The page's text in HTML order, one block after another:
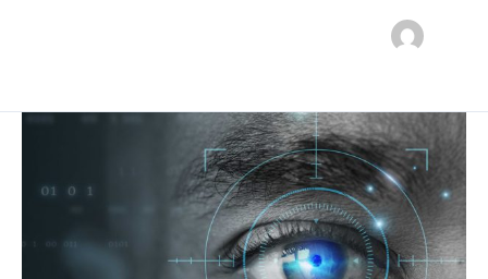
אינטרקום
לבתי
פרטיים